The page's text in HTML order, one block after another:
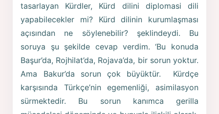
tasarlayan Kürdler, Kürd dilini diplomasi dili
yapabilecekler mi? Kürd dilinin kurumlaşması
açısından ne söylenebilir? şeklindeydi. Bu
soruya şu şekilde cevap verdim. ‘Bu konuda
Başur’da, Rojhilat’da, Rojava’da, bir sorun yoktur.
Ama Bakur’da sorun çok büyüktür. Kürdçe
karşısında Türkçe’nin egemenliği, asimilasyon
sürmektedir. Bu sorun kanımca gerilla